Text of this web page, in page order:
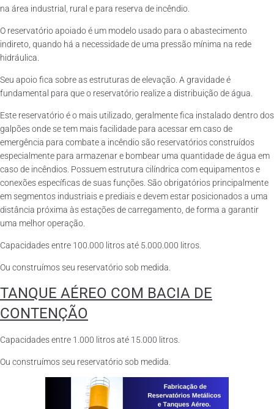
na área industrial, rural e para reserva de incêndio.
O reservatório apoiado é um modelo usado para o abastecimento
indireto, quando há a necessidade de uma pressão mínima na rede
hidráulica.
Seu apoio fica sobre as estruturas de elevação. A gravidade é
fundamental para que o reservatório realize a distribuição de água.
Este reservatório é o mais utilizado, geralmente fica instalado dentro dos
galpões onde se tem mais facilidade para acessar em caso de
emergência para combate a incêndio são reservatórios construídos
especialmente para armazenar e bombear uma quantidade de água em
caso de incêndios. Possuem estrutura cilíndrica com equipamentos e
conexões específicas de suas funções. São obrigatórios principalmente
em segmentos industriais e prediais e devem estar posicionados a uma
distância próxima às estações de carregamento, de forma a garantir
uma melhor operação.
Capacidades entre 100.000 litros até 5.000.000 litros.
Ou construímos seu reservatório sob medida.
TANQUE AÉREO COM BACIA DE
CONTENÇÃO
Capacidades entre 1.000 litros até 15.000 litros.
Ou construímos seu reservatório sob medida.